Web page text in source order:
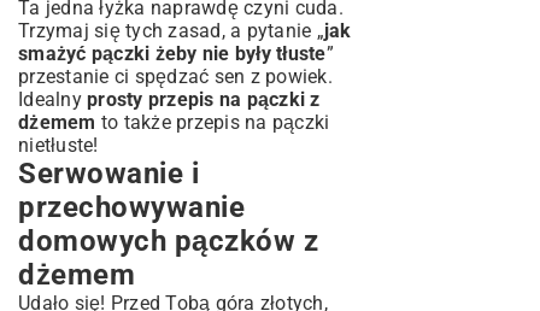
Ta jedna łyżka naprawdę czyni cuda.
Trzymaj się tych zasad, a pytanie „jak
smażyć pączki żeby nie były tłuste”
przestanie ci spędzać sen z powiek.
Idealny prosty przepis na pączki z
dżemem to także przepis na pączki
nietłuste!
Serwowanie i
przechowywanie
domowych pączków z
dżemem
Udało się! Przed Tobą góra złotych,